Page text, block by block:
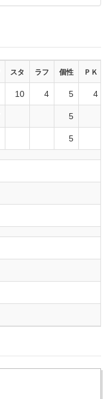
スタ ラフ 個性 ＰＫ
10 4 5 4
5
5